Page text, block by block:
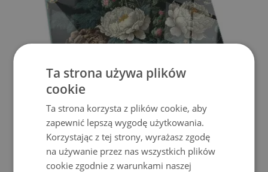
SZYBA HARTOWANA POD KOMINEK MOTYLE NA TLE
KWIATÓW
Cena: 109.99 zł KUP
Ta strona używa plików
cookie
Ta strona korzysta z plików cookie, aby
zapewnić lepszą wygodę użytkowania.
Korzystając z tej strony, wyrażasz zgodę
na używanie przez nas wszystkich plików
cookie zgodnie z warunkami naszej